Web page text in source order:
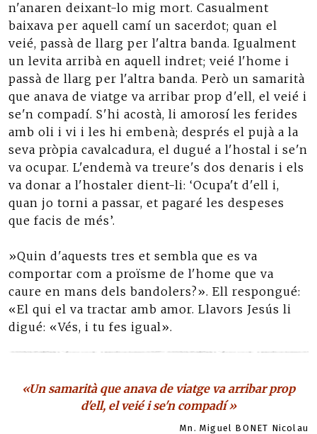
n'anaren deixant-lo mig mort. Casualment
baixava per aquell camí un sacerdot; quan el
veié, passà de llarg per l'altra banda. Igualment
un levita arribà en aquell indret; veié l'home i
passà de llarg per l'altra banda. Però un samarità
que anava de viatge va arribar prop d'ell, el veié i
se'n compadí. S'hi acostà, li amorosí les ferides
amb oli i vi i les hi embenà; després el pujà a la
seva pròpia cavalcadura, el dugué a l'hostal i se'n
va ocupar. L'endemà va treure's dos denaris i els
va donar a l'hostaler dient-li: ‘Ocupa't d'ell i,
quan jo torni a passar, et pagaré les despeses
que facis de més’.
»Quin d'aquests tres et sembla que es va
comportar com a proïsme de l'home que va
caure en mans dels bandolers?». Ell respongué:
«El qui el va tractar amb amor. Llavors Jesús li
digué: «Vés, i tu fes igual».
«Un samarità que anava de viatge va arribar prop
d'ell, el veié i se'n compadí »
Mn. Miguel BONET Nicolau